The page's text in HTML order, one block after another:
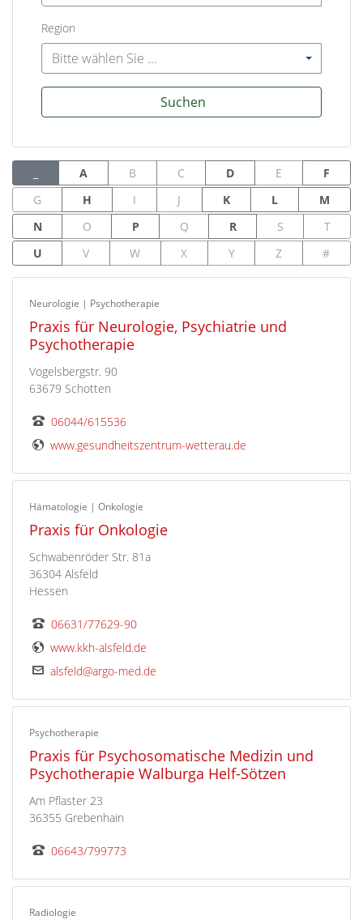
Region
Bitte wählen Sie ...
Suchen
A B C D E
F
G
H I J K L
M
N
O P Q R S
T
U
V W X Y Z #
Neurologie | Psychotherapie
Praxis für Neurologie, Psychiatrie und
Psychotherapie
Vogelsbergstr. 90
63679 Schotten
06044/615536
www.gesundheitszentrum-wetterau.de
Hämatologie | Onkologie
Praxis für Onkologie
Schwabenröder Str. 81a
36304 Alsfeld
Hessen
06631/77629-90
www.kkh-alsfeld.de
alsfeld@argo-med.de
Psychotherapie
Praxis für Psychosomatische Medizin und
Psychotherapie Walburga Helf-Sötzen
Am Pflaster 23
36355 Grebenhain
06643/799773
Radiologie